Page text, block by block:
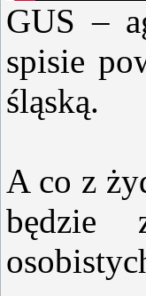
GUS –
spisie
śląską.
A co z
będzie